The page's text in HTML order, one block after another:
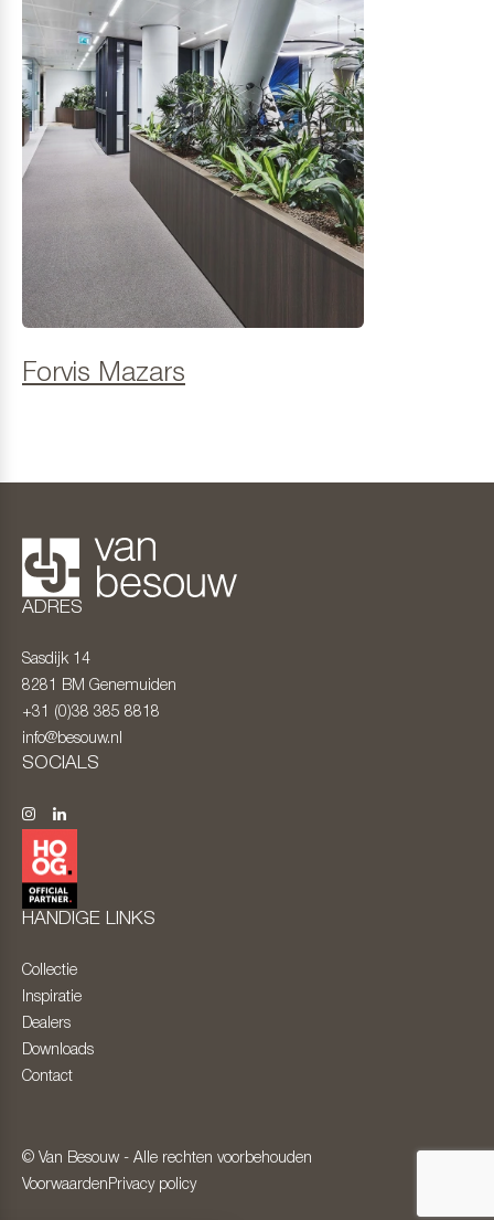
Forvis Mazars
ADRES
Sasdijk 14
8281 BM Genemuiden
+31 (0)38 385 8818
info@besouw.nl
SOCIALS
HANDIGE LINKS
Collectie
Inspiratie
Dealers
Downloads
Contact
© Van Besouw - Alle rechten voorbehouden
Voorwaarden Privacy policy